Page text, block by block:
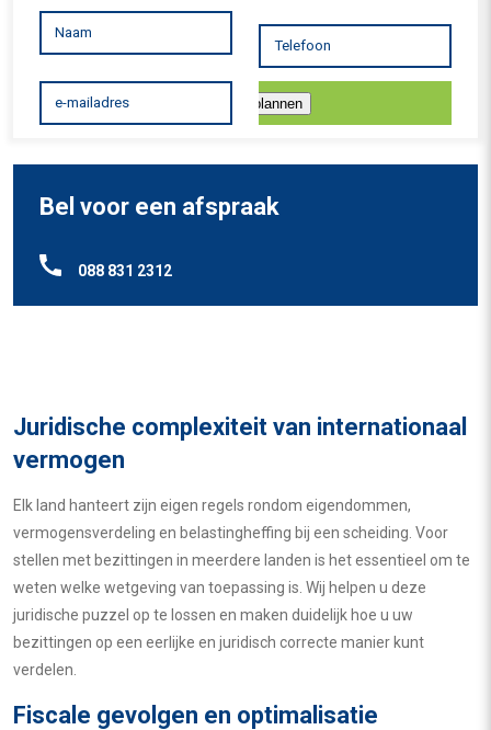
Inplannen
Bel voor een afspraak
088 831 2312
Juridische complexiteit van internationaal
vermogen
Elk land hanteert zijn eigen regels rondom eigendommen,
vermogensverdeling en belastingheffing bij een scheiding. Voor
stellen met bezittingen in meerdere landen is het essentieel om te
weten welke wetgeving van toepassing is. Wij helpen u deze
juridische puzzel op te lossen en maken duidelijk hoe u uw
bezittingen op een eerlijke en juridisch correcte manier kunt
verdelen.
Fiscale gevolgen en optimalisatie